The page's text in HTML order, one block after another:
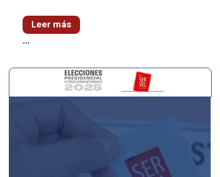
Leer más
...